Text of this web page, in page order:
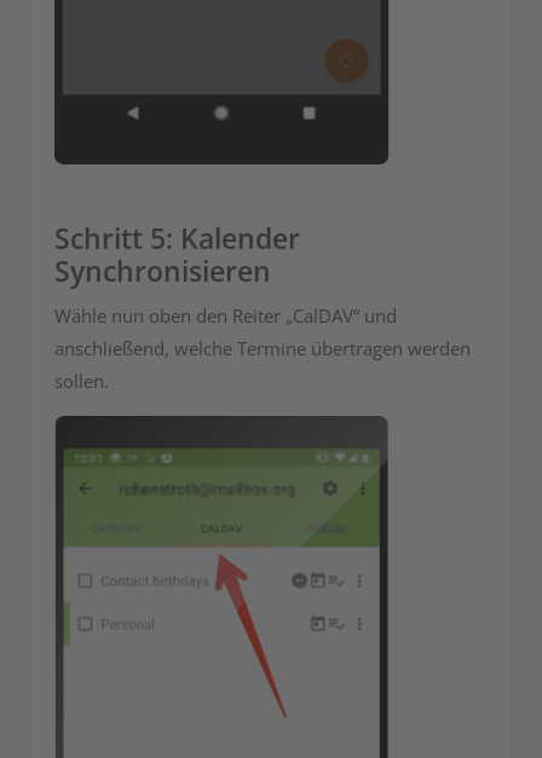
Schritt 5: Kalender
Synchronisieren
Wähle nun oben den Reiter „CalDAV“ und
anschließend, welche Termine übertragen werden
sollen.